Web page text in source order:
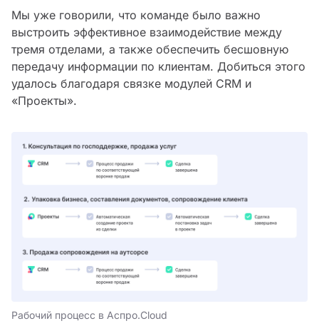
Мы уже говорили, что команде было важно
выстроить эффективное взаимодействие между
тремя отделами, а также обеспечить бесшовную
передачу информации по клиентам. Добиться этого
удалось благодаря связке модулей CRM и
«Проекты».
Рабочий процесс в Аспро.Cloud